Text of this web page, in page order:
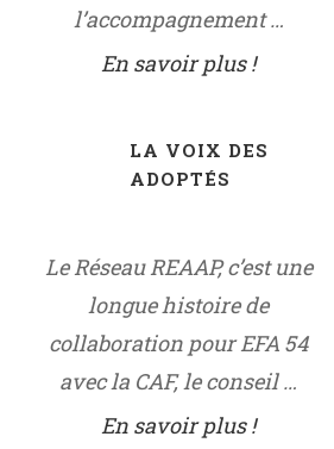
l’accompagnement …
En savoir plus !
LA VOIX DES
ADOPTÉS
Le Réseau REAAP, c’est une
longue histoire de
collaboration pour EFA 54
avec la CAF, le conseil …
En savoir plus !